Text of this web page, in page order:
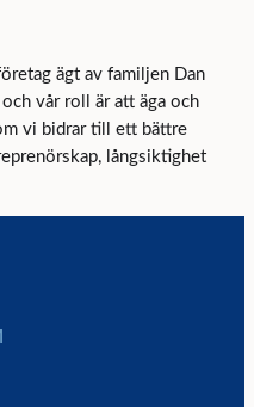
ägt av familjen Dan
vår roll är att äga och
vi bidrar till ett bättre
långsiktighet